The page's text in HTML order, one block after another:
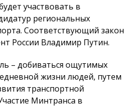
участвовать в
региональных
Соответствующий закон
России Владимир Путин.
– добиваться ощутимых
жизни людей, путем
транспортной
Минтранса в